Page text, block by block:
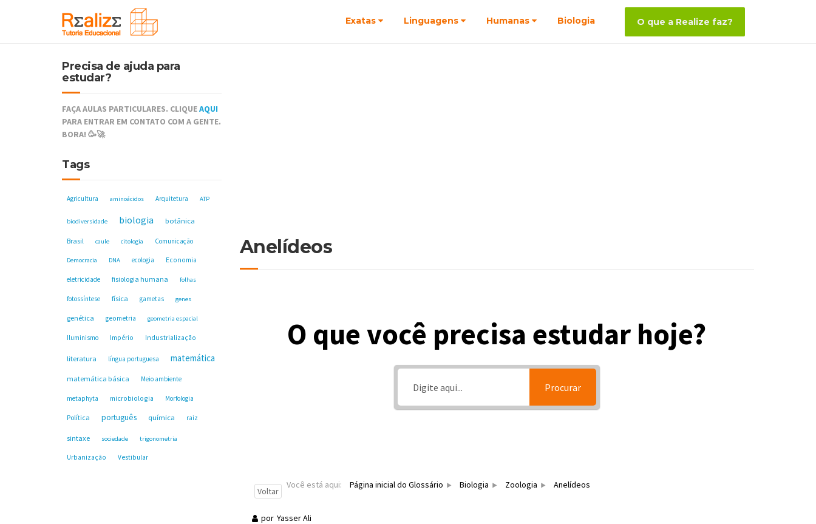
Exatas Linguagens Humanas Biologia O que a Realize faz?
Anelídeos
O que você precisa estudar hoje?
Procurar
Voltar
Você está aqui: Página inicial do Glossário Biologia Zoologia Anelídeos
por Yasser Ali
Precisa de ajuda para
estudar?
FAÇA AULAS PARTICULARES. CLIQUEAQUI
PARA ENTRAR EM CONTATO COM A GENTE.
BORA! 🥳🚀
Tags
Agricultura aminoácidos Arquitetura ATP
biodiversidade biologia botânica
Brasil caule citologia Comunicação
Democracia DNA ecologia Economia
eletricidade fisiologia humana folhas
fotossíntese física gametas genes
genética geometria geometria espacial
Iluminismo Império Industrialização
literatura língua portuguesa matemática
matemática básica Meio ambiente
metaphyta microbiologia Morfologia
Política português química raiz
sintaxe sociedade trigonometria
Urbanização Vestibular